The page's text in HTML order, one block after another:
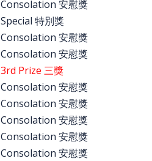
Consolation 安慰獎
Special 特別獎
Consolation 安慰獎
Consolation 安慰獎
3rd Prize 三獎
Consolation 安慰獎
Consolation 安慰獎
Consolation 安慰獎
Consolation 安慰獎
Consolation 安慰獎